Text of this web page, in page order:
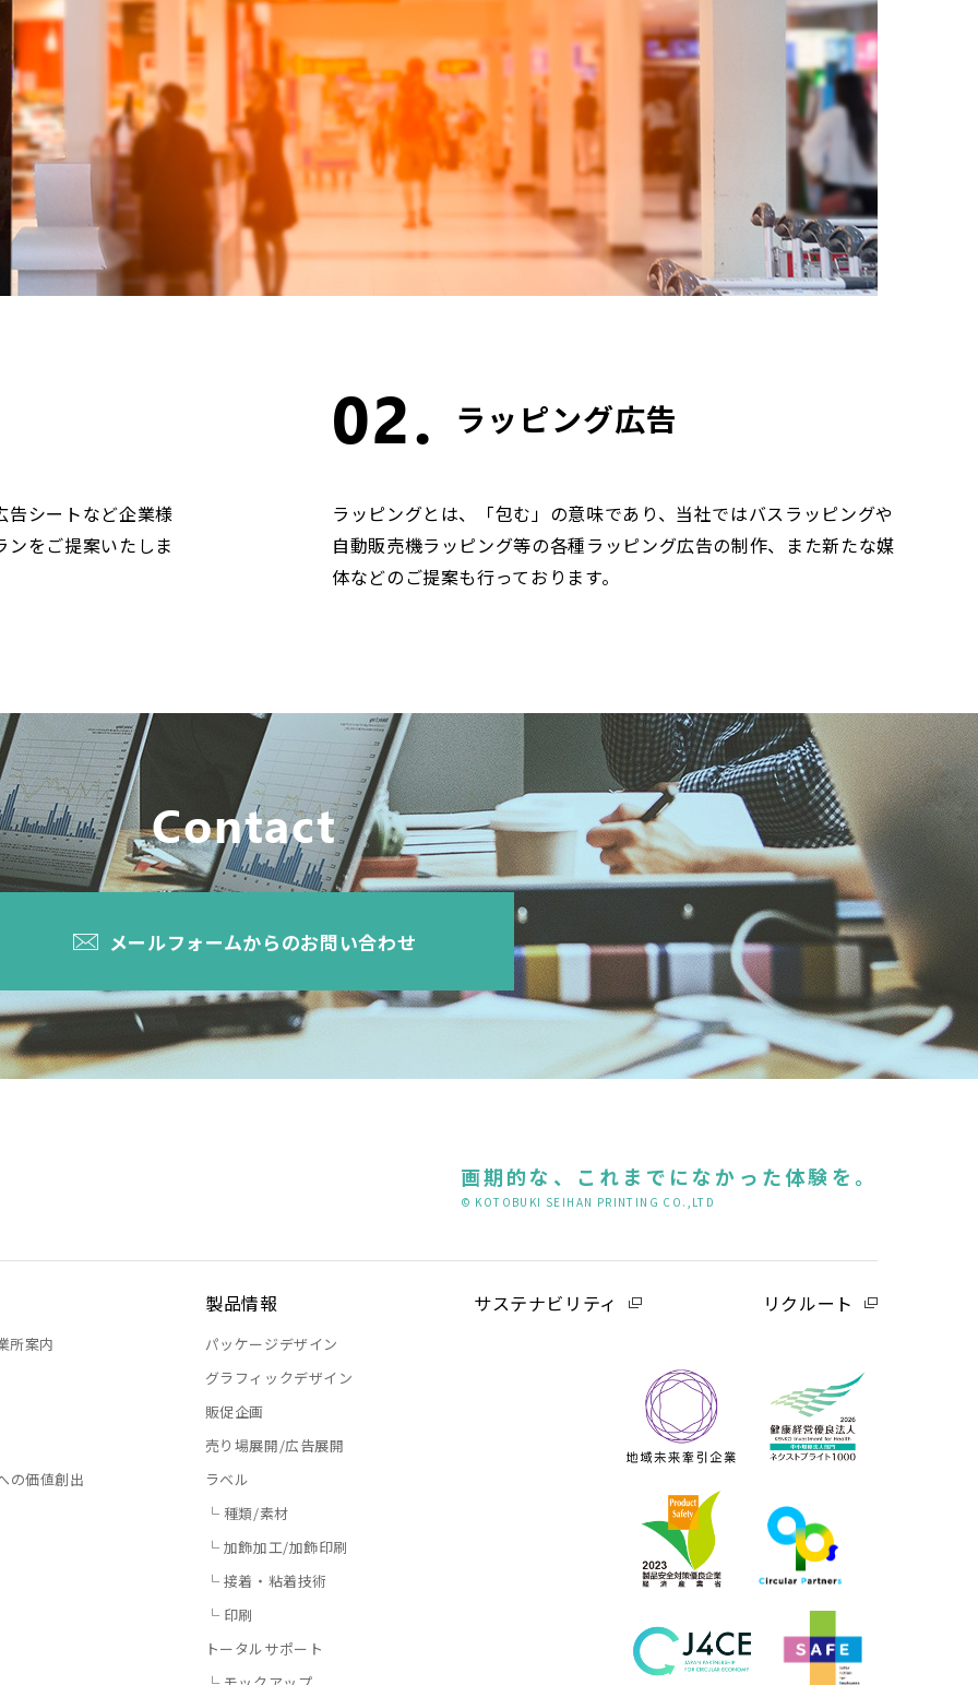
告シートなど企業様
をご提案いたしま
02. ラッピング広告
ラッピングとは、「包む」の意味であり、当社ではバスラッピングや
自動販売機ラッピング等の各種ラッピング広告の制作、また新たな媒
体などのご提案も行っております。
Contact
メールフォームからのお問い合わせ
画期的な、 これまでになかった体験を。
© KOTOBUKI SEIHAN PRINTING CO.,LTD
所案内
の価値創出
製品情報
パッケージデザイン
グラフィックデザイン
販促企画
売り場展開/広告展開
ラベル
└ 種類/素材
└ 加飾加工/加飾印刷
└ 接着・粘着技術
└ 印刷
トータルサポート
サステナビリティ リクルート